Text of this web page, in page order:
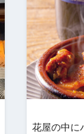
花屋の中に